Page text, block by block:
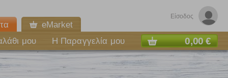
Είσοδος
eMarket
μου Η Παραγγελία μου 0,00 €